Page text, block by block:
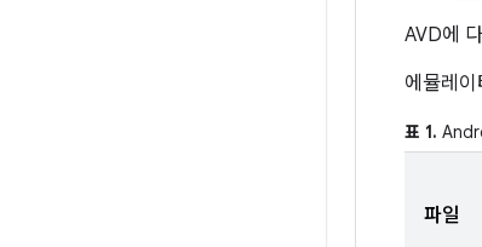
AVD에
에뮬레
표 1.
파일